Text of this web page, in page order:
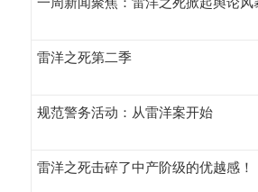
雷洋之死第二季
规范警务活动：从雷洋案开始
雷洋之死击碎了中产阶级的优越感！